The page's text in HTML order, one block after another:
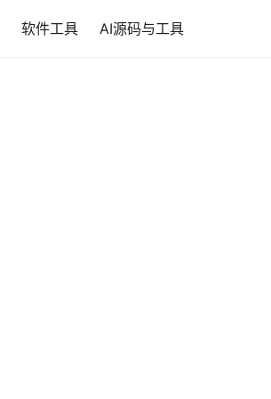
软件工具 AI源码与工具